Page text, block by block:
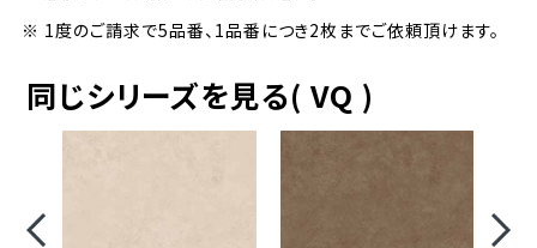
※ 1度のご請求で5品番、1品番につき2枚までご依頼頂けます。
同じシリーズを見る( VQ )